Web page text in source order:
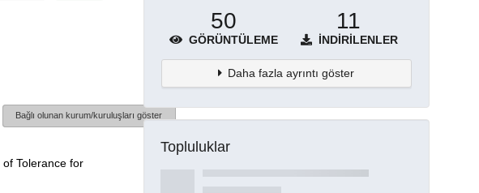
Bağlı olunan kurum/kuruluşları göster
Tolerance for
50
GÖRÜNTÜLEME
11
İNDIRILENLER
Daha fazla ayrıntı göster
Topluluklar